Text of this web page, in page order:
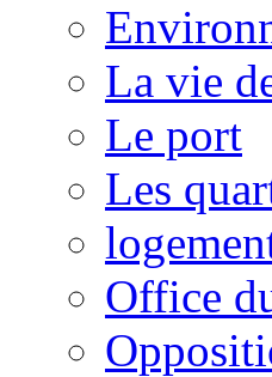
La vie
Le port
Les
Office